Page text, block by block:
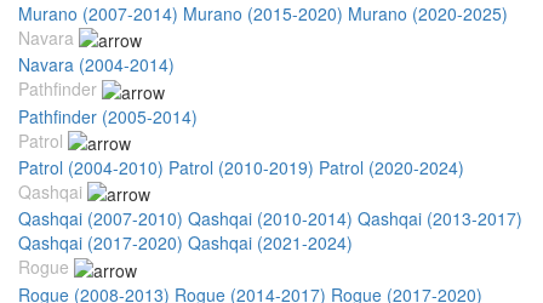
Murano (2007-2014) Murano (2015-2020) Murano (2020-2025)
Navara
Navara (2004-2014)
Pathfinder
Pathfinder (2005-2014)
Patrol
Patrol (2004-2010) Patrol (2010-2019) Patrol (2020-2024)
Qashqai
Qashqai (2007-2010) Qashqai (2010-2014) Qashqai (2013-2017)
Qashqai (2017-2020) Qashqai (2021-2024)
Rogue
Rogue (2008-2013) Rogue (2014-2017) Rogue (2017-2020)